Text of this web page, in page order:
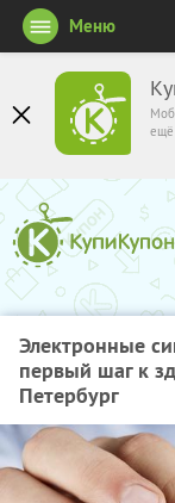
ещё
Меню
Электронные
первый шаг к
Петербург